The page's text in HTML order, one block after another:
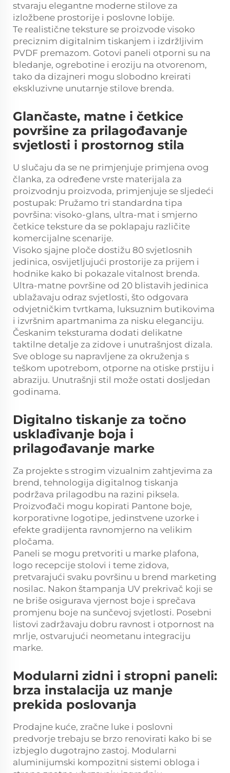
stvaraju elegantne moderne stilove za
izložbene prostorije i poslovne lobije.
Te realistične teksture se proizvode visoko
preciznim digitalnim tiskanjem i izdržljivim
PVDF premazom. Gotovi paneli otporni su na
bledanje, ogrebotine i eroziju na otvorenom,
tako da dizajneri mogu slobodno kreirati
ekskluzivne unutarnje stilove brenda.
Glančaste, matne i četkice
površine za prilagođavanje
svjetlosti i prostornog stila
U slučaju da se ne primjenjuje primjena ovog
članka, za određene vrste materijala za
proizvodnju proizvoda, primjenjuje se sljedeći
postupak: Pružamo tri standardna tipa
površina: visoko-glans, ultra-mat i smjerno
četkice teksture da se poklapaju različite
komercijalne scenarije.
Visoko sjajne ploče dostižu 80 svjetlosnih
jedinica, osvijetljujući prostorije za prijem i
hodnike kako bi pokazale vitalnost brenda.
Ultra-matne površine od 20 blistavih jedinica
ublažavaju odraz svjetlosti, što odgovara
odvjetničkim tvrtkama, luksuznim butikovima
i izvršnim apartmanima za nisku eleganciju.
Českanim teksturama dodati delikatne
taktilne detalje za zidove i unutrašnjost dizala.
Sve obloge su napravljene za okruženja s
teškom upotrebom, otporne na otiske prstiju i
abraziju. Unutrašnji stil može ostati dosljedan
godinama.
Digitalno tiskanje za točno
usklađivanje boja i
prilagođavanje marke
Za projekte s strogim vizualnim zahtjevima za
brend, tehnologija digitalnog tiskanja
podržava prilagodbu na razini piksela.
Proizvođači mogu kopirati Pantone boje,
korporativne logotipe, jedinstvene uzorke i
efekte gradijenta ravnomjerno na velikim
pločama.
Paneli se mogu pretvoriti u marke plafona,
logo recepcije stolovi i teme zidova,
pretvarajući svaku površinu u brend marketing
nosilac. Nakon štampanja UV prekrivač koji se
ne briše osigurava vjernost boje i sprečava
promjenu boje na sunčevoj svjetlosti. Posebni
listovi zadržavaju dobru ravnost i otpornost na
mrlje, ostvarujući neometanu integraciju
marke.
Modularni zidni i stropni paneli:
brza instalacija uz manje
prekida poslovanja
Prodajne kuće, zračne luke i poslovni
predvorje trebaju se brzo renovirati kako bi se
izbjeglo dugotrajno zastoj. Modularni
aluminijumski kompozitni sistemi obloga i